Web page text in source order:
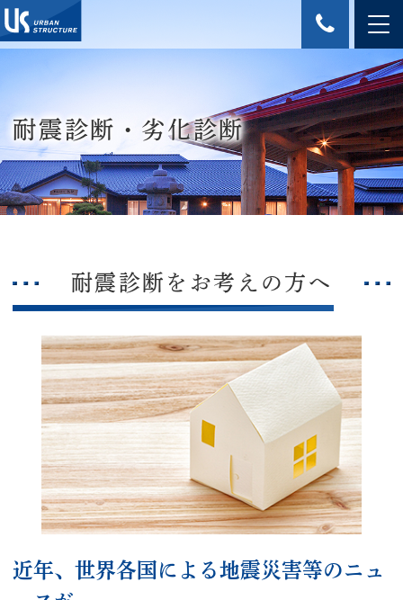
耐震診断・劣化診断
耐震診断をお考えの方へ
近年、世界各国による地震災害等のニュ